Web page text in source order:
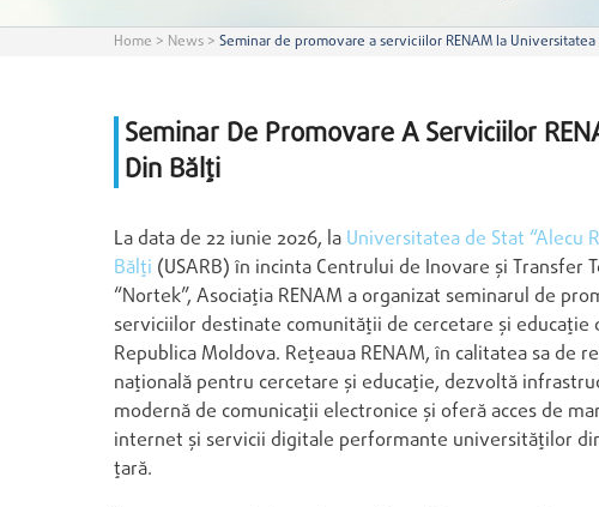
Home > News > Seminar de promovare a serviciilor RENAM la Universitatea
Seminar De Promovare A Serviciilor
Din Bălți
La data de 22 iunie 2026, la Universitatea de Stat “Alecu
Bălți (USARB) în incinta Centrului de Inovare și Transfer
“Nortek”, Asociația RENAM a organizat seminarul de
serviciilor destinate comunității de cercetare și educație
Republica Moldova. Rețeaua RENAM, în calitatea sa de
națională pentru cercetare și educație, dezvoltă
modernă de comunicații electronice și oferă acces de
internet și servicii digitale performante universităților
țară.